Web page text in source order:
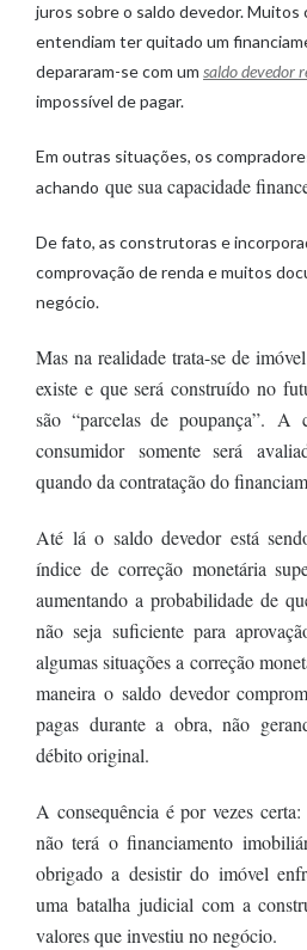
juros sobre o saldo devedor. Muitos
entendiam ter quitado um
depararam-se com um saldo devedor
impossível de pagar.
Em outras situações, os
achando que sua capacidade
De fato, as construtoras e
comprovação de renda e muitos
negócio.
Mas na realidade trata-se de
existe e que será construído no
são “parcelas de poupança”. A
consumidor somente será
quando da contratação do
Até lá o saldo devedor está
índice de correção monetária
aumentando a probabilidade de
não seja suficiente para
algumas situações a correção
maneira o saldo devedor
pagas durante a obra, não
débito original.
A consequência é por vezes certa:
não terá o financiamento
obrigado a desistir do imóvel
uma batalha judicial com a
valores que investiu no negócio.